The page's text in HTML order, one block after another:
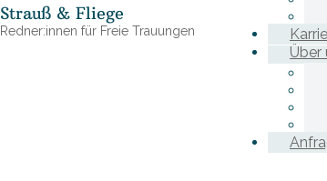
Strauß & Fliege
Redner:innen für Freie Trauungen
Über